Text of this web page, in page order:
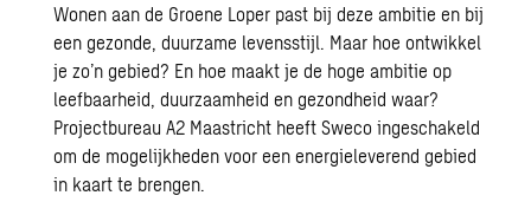
Wonen aan de Groene Loper past bij deze ambitie en bij
een gezonde, duurzame levensstijl. Maar hoe ontwikkel
je zo’n gebied? En hoe maakt je de hoge ambitie op
leefbaarheid, duurzaamheid en gezondheid waar?
Projectbureau A2 Maastricht heeftSweco ingeschakeld
om de mogelijkheden voor een energieleverend gebied
in kaart te brengen.